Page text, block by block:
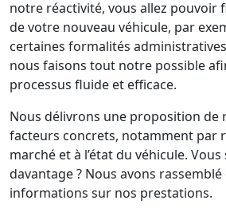
notre réactivité, vous allez pouvoir
de votre nouveau véhicule, par
certaines formalités
nous faisons tout notre possible
processus fluide et efficace.
Nous délivrons une proposition de
facteurs concrets, notamment par
marché et à l’état du véhicule.
davantage ? Nous avons
informations sur nos prestations.